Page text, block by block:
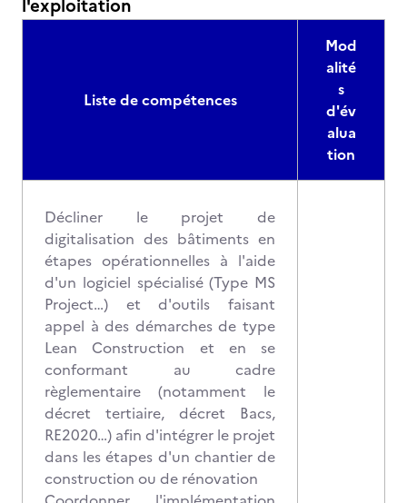
l'exploitation
Liste de compétences
Mod
alité
s
d'év
alua
tion
Décliner le projet de
digitalisation des bâtiments en
étapes opérationnelles à l'aide
d'un logiciel spécialisé (Type MS
Project…) et d'outils faisant
appel à des démarches de type
Lean Construction et en se
conformant au cadre
règlementaire (notamment le
décret tertiaire, décret Bacs,
RE2020…) afin d'intégrer le projet
dans les étapes d'un chantier de
construction ou de rénovation